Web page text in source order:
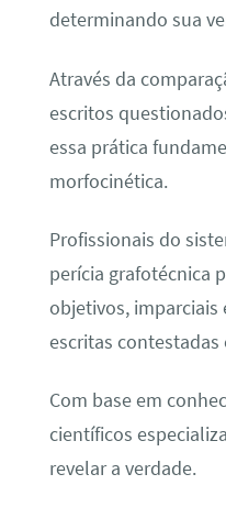
determinando sua
Através da
escritos
essa prática
morfocinética.
Profissionais do
perícia grafotécnica
objetivos, imparciais
escritas
Com base em
científicos
revelar a verdade.